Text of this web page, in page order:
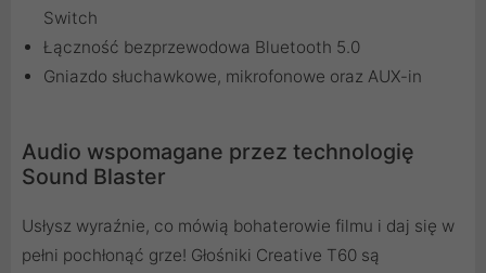
Switch
Łączność bezprzewodowa Bluetooth 5.0
Gniazdo słuchawkowe, mikrofonowe oraz AUX-in
Audio wspomagane przez technologię
Sound Blaster
Usłysz wyraźnie, co mówią bohaterowie filmu i daj się w
pełni pochłonąć grze! Głośniki Creative T60 są